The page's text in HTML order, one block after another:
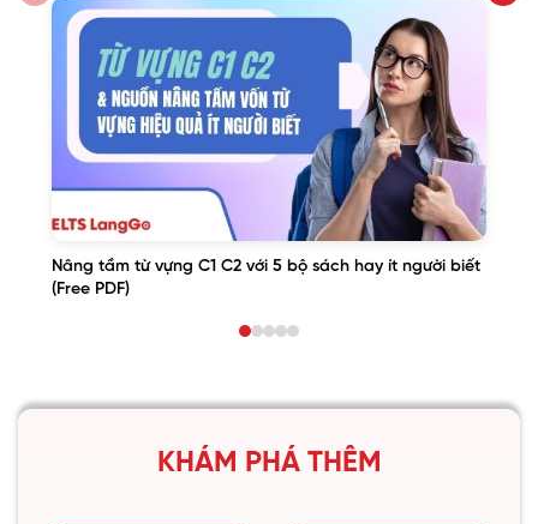
Nâng tầm từ vựng C1 C2 với 5 bộ sách hay ít người biết
(Free PDF)
KHÁM PHÁ THÊM